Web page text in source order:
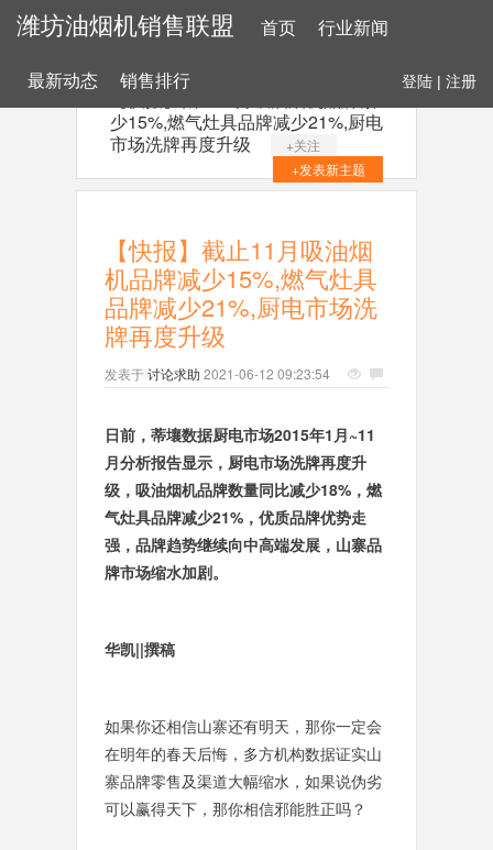
潍坊油烟机销售联盟 首页 行业新闻
最新动态 销售排行 登陆 | 注册
少15%,燃气灶具品牌减少21%,厨电
市场洗牌再度升级
+关注
+发表新主题
【快报】截止11月吸油烟
机品牌减少15%,燃气灶具
品牌减少21%,厨电市场洗
牌再度升级
发表于讨论求助 2021-06-12 09:23:54
日前，蒂壤数据厨电市场2015年1月~11
月分析报告显示，厨电市场洗牌再度升
级，吸油烟机品牌数量同比减少18%，燃
气灶具品牌减少21%，优质品牌优势走
强，品牌趋势继续向中高端发展，山寨品
牌市场缩水加剧。
华凯||撰稿
如果你还相信山寨还有明天，那你一定会
在明年的春天后悔，多方机构数据证实山
寨品牌零售及渠道大幅缩水，如果说伪劣
可以赢得天下，那你相信邪能胜正吗？